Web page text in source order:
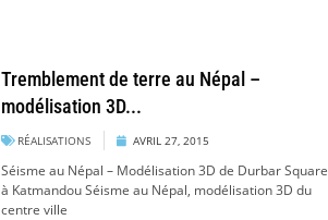
Tremblement de terre au Népal –
modélisation 3D...
RÉALISATIONS AVRIL 27, 2015
Séisme au Népal – Modélisation 3D de Durbar Square
à Katmandou Séisme au Népal, modélisation 3D du
centre ville